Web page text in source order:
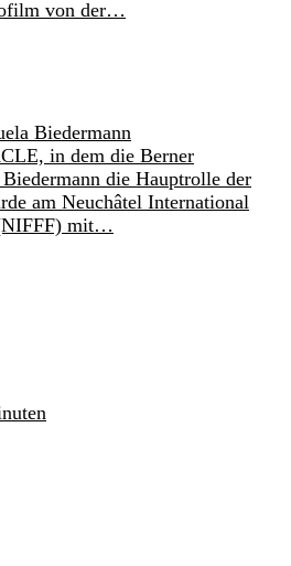
von der…
Biedermann
in dem die Berner
die Hauptrolle der
am Neuchâtel International
mit…